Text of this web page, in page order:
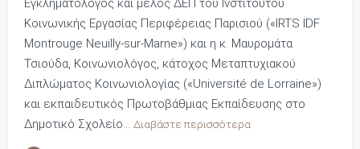
Εγκληματολόγος και μέλος ΔΕΠ του Ινστιτούτου
Κοινωνικής Εργασίας Περιφέρειας Παρισιού («IRTS IDF
Montrouge Neuilly-sur-Marne») και η κ. Μαυρομάτα
Τσιούδα, Κοινωνιολόγος, κάτοχος Μεταπτυχιακού
Διπλώματος Κοινωνιολογίας («Université de Lorraine»)
και εκπαιδευτικός Πρωτοβάθμιας Εκπαίδευσης στο
Δημοτικό Σχολείο… Διαβάστε περισσότερα